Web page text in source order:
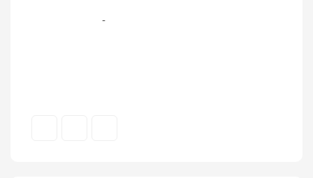
+7 (495) 921‑40-41, 8 (495) 229-29-09 эфир